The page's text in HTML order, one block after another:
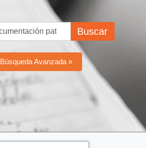
Buscar
Búsqueda Avanzada »